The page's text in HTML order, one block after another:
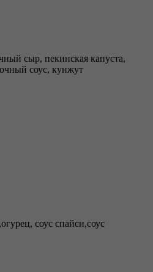
сыр, пекинская капуста,
соус, кунжут
соус спайси,соус